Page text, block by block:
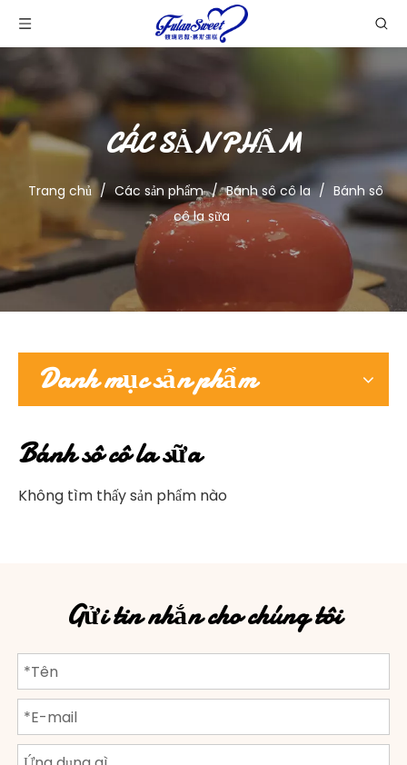
CÁC SẢN PHẨM
Trang chủ / Các sản phẩm / Bánh sô cô la / Bánh sô
cô la sữa
Danh mục sản phẩm
Bánh sô cô la sữa
Không tìm thấy sản phẩm nào
Gửi tin nhắn cho chúng tôi